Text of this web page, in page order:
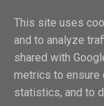
This site uses
and to analyze
shared with
metrics to ensure
statistics, and to